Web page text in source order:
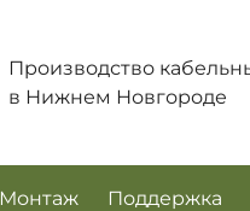
Производство
в Нижнем Новгороде
Монтаж Поддержка
Укажите контакты
предложим
сроки